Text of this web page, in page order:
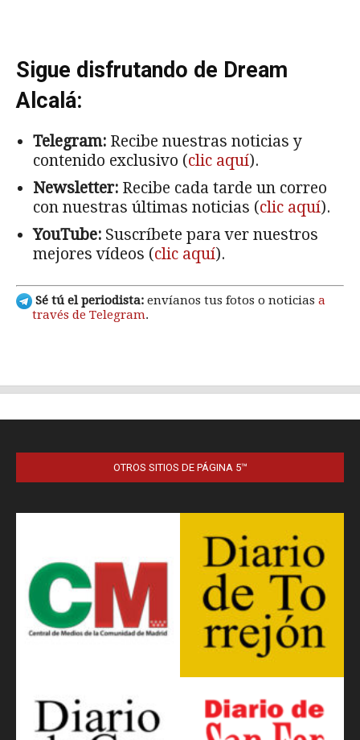
OTROS SITIOS DE PÁGINA 5™